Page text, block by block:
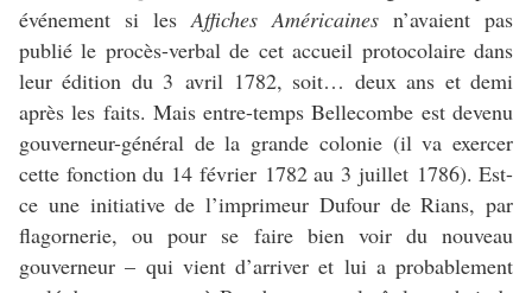
événement si les Affiches Américaines n’avaient pas
publié le procès-verbal de cet accueil protocolaire dans
leur édition du 3 avril 1782, soit… deux ans et demi
après les faits. Mais entre-temps Bellecombe est devenu
gouverneur-général de la grande colonie (il va exercer
cette fonction du 14 février 1782 au 3 juillet 1786). Est-
ce une initiative de l’imprimeur Dufour de Rians, par
flagornerie, ou pour se faire bien voir du nouveau
gouverneur – qui vient d’arriver et lui a probablement